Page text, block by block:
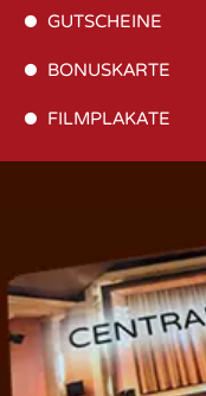
GUTSCHEINE
BONUSKARTE
FILMPLAKATE